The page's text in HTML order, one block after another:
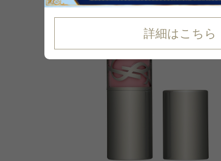
詳細はこちら